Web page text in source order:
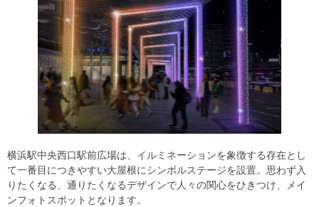
横浜駅中央西口駅前広場は、イルミネーションを象徴する存在とし
て一番目につきやすい大屋根にシンボルステージを設置。思わず入
りたくなる、通りたくなるデザインで人々の関心をひきつけ、メイ
ンフォトスポットとなります。